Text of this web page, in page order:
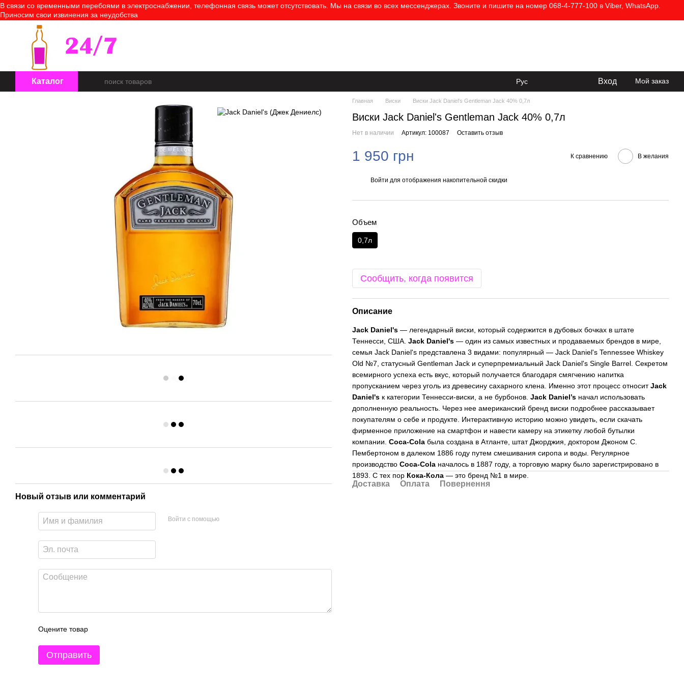
Перейти к основному контенту
В связи со временными перебоями в электроснабжении, телефонная связь может отсутствовать. Мы на связи во всех мессенджерах. Звоните и пишите на номер 068-4-777-100 в Viber, WhatsApp.
Приносим свои извинения за неудобства
Каталог Рус Вход Мой заказ
Новый отзыв или комментарий
Войти с помощью
Оцените товар
Отправить
Главная Виски Виски Jack Daniel's Gentleman Jack 40% 0,7л
Виски Jack Daniel's Gentleman Jack 40% 0,7л
Нет в наличии Артикул: 100087 Оставить отзыв
1 950 грн К сравнению В желания
Войти для отображения накопительной скидки
Объем
0,7л
Сообщить, когда появится
Описание
Jack Daniel's — легендарный виски, который содержится в дубовых бочках в штате
Теннесси, США. Jack Daniel's — один из самых известных и продаваемых брендов в мире,
семья Jack Daniel's представлена 3 видами: популярный — Jack Daniel's Tennessee Whiskey
Old №7, статусный Gentleman Jack и суперпремиальный Jack Daniel's Single Barrel. Секретом
всемирного успеха есть вкус, который получается благодаря смягчению напитка
пропусканием через уголь из древесину сахарного клена. Именно этот процесс относитJack
Daniel's к категории Теннесси-виски, а не бурбонов. Jack Daniel’s начал использовать
дополненную реальность. Через нее американский бренд виски подробнее рассказывает
покупателям о себе и продукте. Интерактивную историю можно увидеть, если скачать
фирменное приложение на смартфон и навести камеру на этикетку любой бутылки
компании. Coca-Cola была создана в Атланте, штат Джорджия, доктором Джоном С.
Пембертоном в далеком 1886 году путем смешивания сиропа и воды. Регулярное
производство Coca-Cola началось в 1887 году, а торговую марку было зарегистрировано в
1893. С тех пор Кока-Кола — это бренд №1 в мире.
Доставка Оплата Повернення